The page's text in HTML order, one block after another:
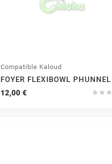
Compatible Kaloud
FOYER FLEXIBOWL PHUNNEL
  
12,00 €